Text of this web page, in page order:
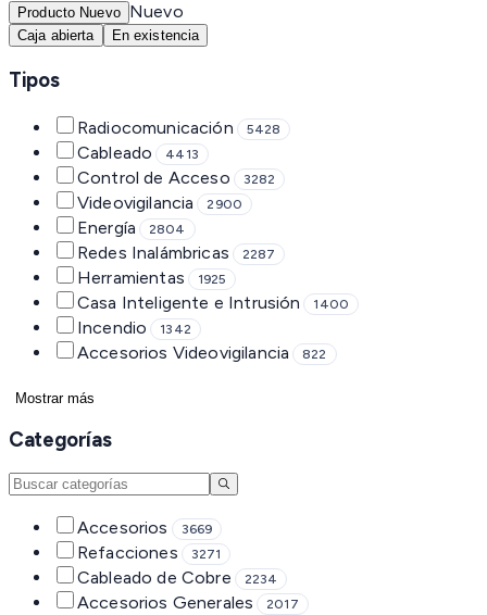
Producto Nuevo Nuevo
Caja abierta En existencia
Tipos
Radiocomunicación 5428
Cableado 4413
Control de Acceso 3282
Videovigilancia 2900
Energía 2804
Redes Inalámbricas 2287
Herramientas 1925
Casa Inteligente e Intrusión 1400
Incendio 1342
Accesorios Videovigilancia 822
Mostrar más
Categorías
Accesorios 3669
Refacciones 3271
Cableado de Cobre 2234
Accesorios Generales 2017